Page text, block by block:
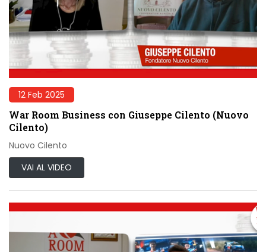
12 Feb 2025
War Room Business con Giuseppe Cilento (Nuovo
Cilento)
Nuovo Cilento
VAI AL VIDEO